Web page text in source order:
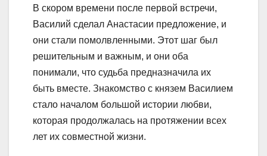
В скором времени после первой встречи,
Василий сделал Анастасии предложение, и
они стали помолвленными. Этот шаг был
решительным и важным, и они оба
понимали, что судьба предназначила их
быть вместе. Знакомство с князем Василием
стало началом большой истории любви,
которая продолжалась на протяжении всех
лет их совместной жизни.